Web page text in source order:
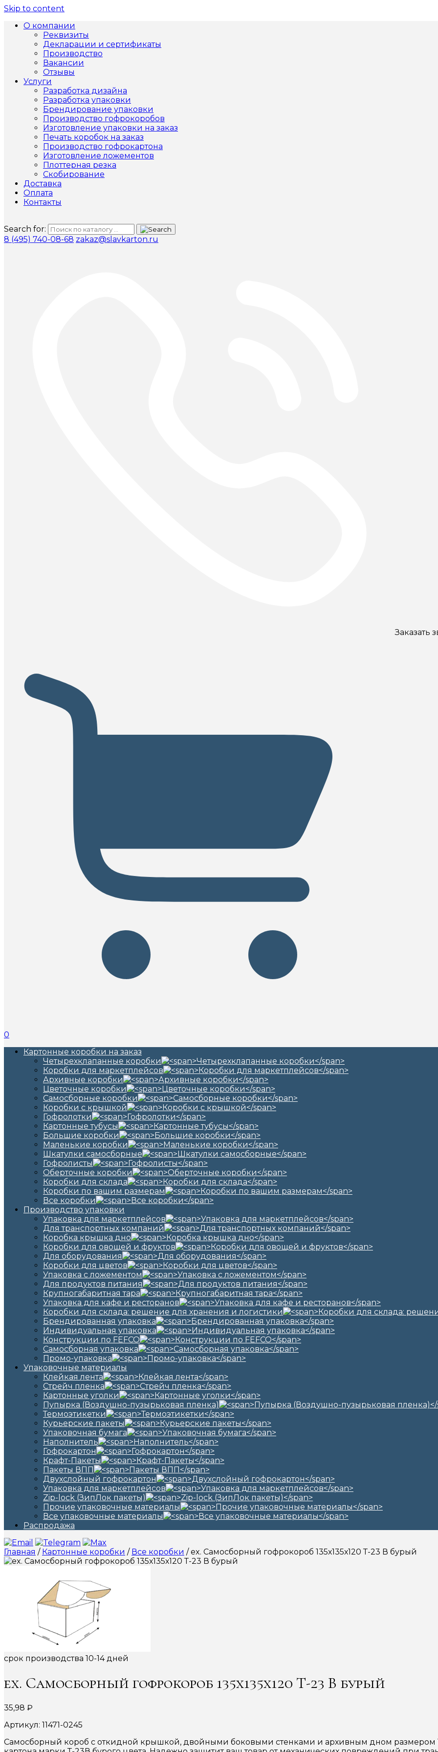
Skip to content
О компании
Реквизиты
Декларации и сертификаты
Производство
Вакансии
Отзывы
Услуги
Разработка дизайна
Разработка упаковки
Брендирование упаковки
Производство гофрокоробов
Изготовление упаковки на заказ
Печать коробок на заказ
Производство гофрокартона
Изготовление ложементов
Плоттерная резка
Скобирование
Доставка
Оплата
Контакты
Search for:
8 (495) 740-08-68 zakaz@slavkarton.ru
Заказать
0
Картонные коробки на заказ
Четырехклапанные коробки
Коробки для маркетплейсов
Архивные коробки
Цветочные коробки
Самосборные коробки
Коробки с крышкой
Гофролотки
Картонные тубусы
Большие коробки
Маленькие коробки
Шкатулки самосборные
Гофролисты
Оберточные коробки
Коробки для склада
Коробки по вашим размерам
Все коробки
Производство упаковки
Упаковка для маркетплейсов
Для транспортных компаний
Коробка крышка дно
Коробки для овощей и фруктов
Для оборудования
Коробки для цветов
Упаковка с ложементом
Для продуктов питания
Крупногабаритная тара
Упаковка для кафе и ресторанов
Коробки для склада: решение для хранения и логистики
Брендированная упаковка
Индивидуальная упаковка
Конструкции по FEFCO
Самосборная упаковка
Промо-упаковка
Упаковочные материалы
Клейкая лента
Стрейч пленка
Картонные уголки
Пупырка (Воздушно-пузырьковая пленка)
Термоэтикетки
Курьерские пакеты
Упаковочная бумага
Наполнитель
Гофрокартон
Крафт-Пакеты
Пакеты ВПП
Двухслойный гофрокартон
Упаковка для маркетплейсов
Zip-lock (ЗипЛок пакеты)
Прочие упаковочные материалы
Все упаковочные материалы
Распродажа
Главная / Картонные коробки / Все коробки / ex. Самосборный гофрокороб 135х135х120 Т-23 В бурый
срок производства 10-14 дней
ex. Самосборный гофрокороб 135х135х120 Т-23 В бурый
35,98 ₽
Артикул: 11471-0245
Самосборный короб с откидной крышкой, двойными боковыми стенками и архивным дном размером